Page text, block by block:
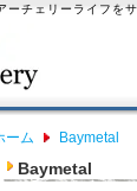
チェリーライフを
ーム Baymetal
Baymetal